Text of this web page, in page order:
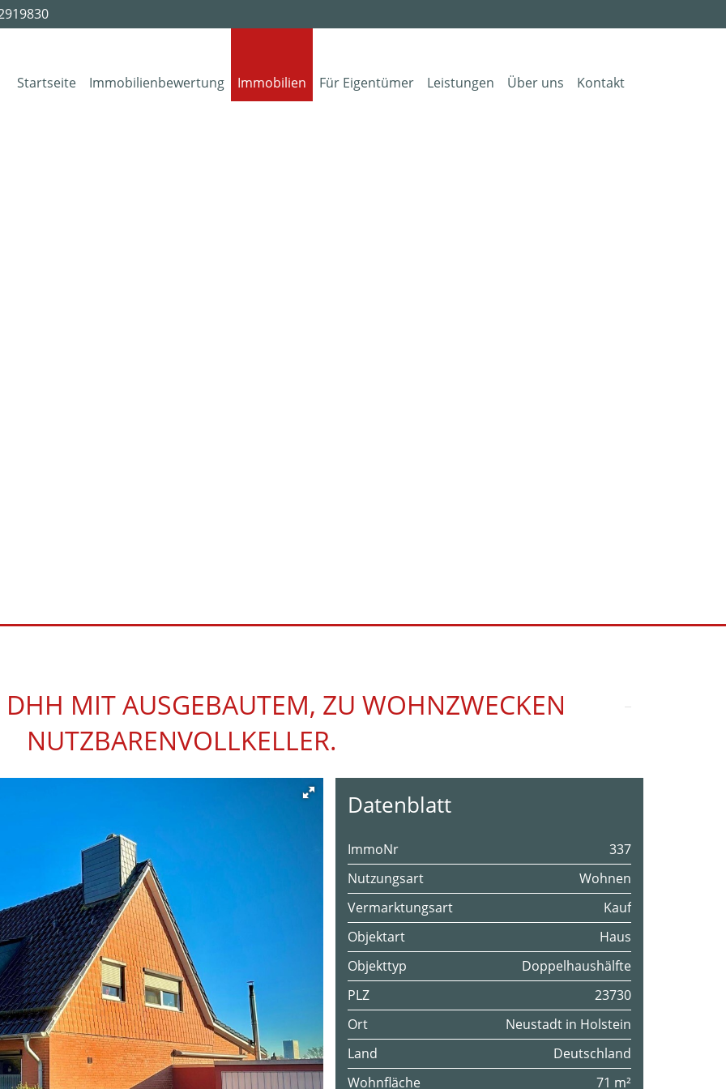
Startseite Immobilienbewertung Immobilien Für Eigentümer Leistungen Über uns Kontakt
DHH MIT AUSGEBAUTEM, ZU WOHNZWECKEN
NUTZBARENVOLLKELLER.
Datenblatt
ImmoNr
337
Nutzungsart
Wohnen
Vermarktungsart
Kauf
Objektart
Haus
Objekttyp
Doppelhaushälfte
PLZ
23730
Ort
Neustadt in Holstein
Land
Deutschland
Wohnfläche
71 m²